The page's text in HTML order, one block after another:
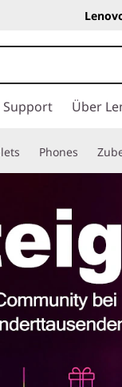
Support Über
Phones